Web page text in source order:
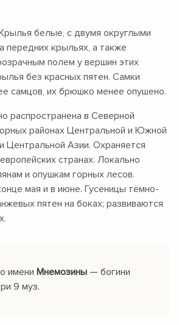
белые, с двумя округлыми
передних крыльях, а также
полем у вершин этих
без красных пятен. Самки
самцов, их брюшко менее опушено.
распространена в Северной
районах Центральной и Южной
Центральной Азии. Охраняется
странах. Локально
и опушкам горных лесов.
мая и в июне. Гусеницы тёмно-
пятен на боках; развиваются
имени Мнемозины — богини
9 муз.